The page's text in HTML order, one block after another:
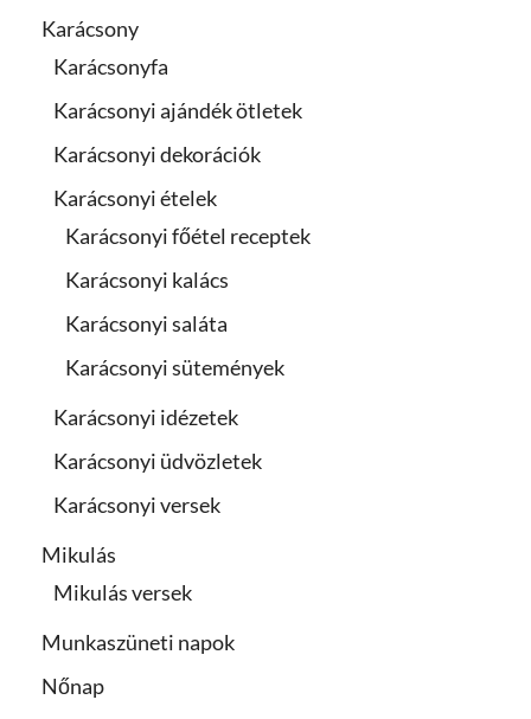
Karácsony
Karácsonyfa
Karácsonyi ajándék ötletek
Karácsonyi dekorációk
Karácsonyi ételek
Karácsonyi főétel receptek
Karácsonyi kalács
Karácsonyi saláta
Karácsonyi sütemények
Karácsonyi idézetek
Karácsonyi üdvözletek
Karácsonyi versek
Mikulás
Mikulás versek
Munkaszüneti napok
Nőnap